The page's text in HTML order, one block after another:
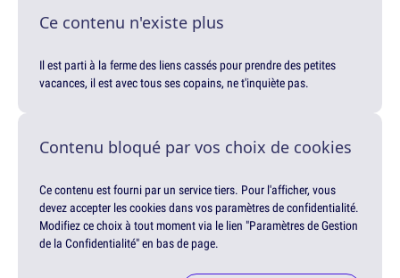
Ce contenu n'existe plus
Il est parti à la ferme des liens cassés pour prendre des petites
vacances, il est avec tous ses copains, ne t'inquiète pas.
Contenu bloqué par vos choix de cookies
Ce contenu est fourni par un service tiers. Pour l'afficher, vous
devez accepter les cookies dans vos paramètres de confidentialité.
Modifiez ce choix à tout moment via le lien "Paramètres de Gestion
de la Confidentialité" en bas de page.